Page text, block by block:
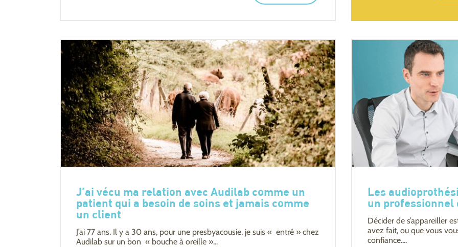
J’ai vécu ma relation avec Audilab comme un
patient qui a besoin de soins et jamais comme
un client
J’ai 77 ans. Il y a 30 ans, pour une presbyacousie, je suis « entré » chez
Audilab sur un bon « bouche à oreille »...
Les
un professionnel
Décider de s’appareiller
avez fait, ou que vous
confiance....